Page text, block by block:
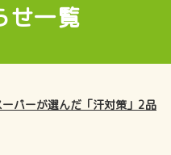
せ一覧
パーが選んだ「汗対策」2品